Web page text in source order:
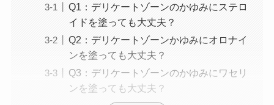
Q1：デリケートゾーンのかゆみにステロ
イドを塗っても大丈夫？
Q2：デリケートゾーンかゆみにオロナイ
ンを塗っても大丈夫？
Q3：デリケートゾーンのかゆみにワセリ
ンを塗っても大丈夫？